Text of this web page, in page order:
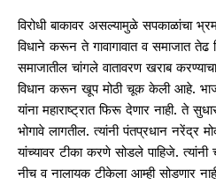
विरोधी बाकावर असल्यामुळे सपकाळांचा
विधाने करून ते गावागावात व समाजात तेढ
समाजातील चांगले वातावरण खराब
विधान करून खूप मोठी चूक केली आहे.
यांना महाराष्ट्रात फिरू देणार नाही. ते
भोगावे लागतील. त्यांनी पंतप्रधान नरेंद्र
यांच्यावर टीका करणे सोडले पाहिजे. त्यांनी
नीच व नालायक टीकेला आम्ही सोडणार